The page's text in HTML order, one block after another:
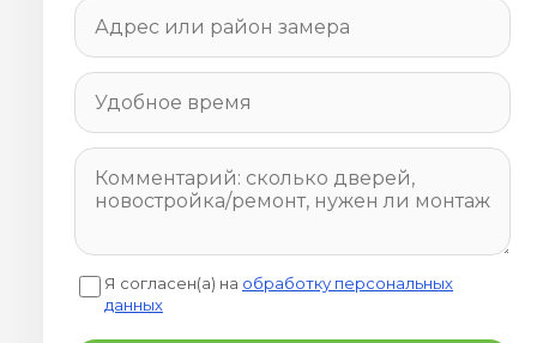
Я согласен(а) на обработку персональных
данных